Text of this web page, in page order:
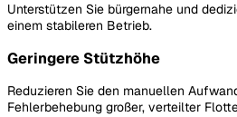
Unterstützen Sie bürgernahe und
einem stabileren Betrieb.
Geringere Stützhöhe
Reduzieren Sie den manuellen
Fehlerbehebung großer, verteilter